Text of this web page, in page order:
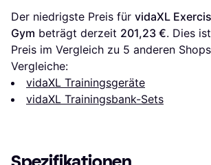
Der niedrigste Preis für vidaXL
Gym beträgt derzeit 201,23 €. Dies
Preis im Vergleich zu 5 anderen
Vergleiche:
vidaXL Trainingsgeräte
vidaXL Trainingsbank-Sets